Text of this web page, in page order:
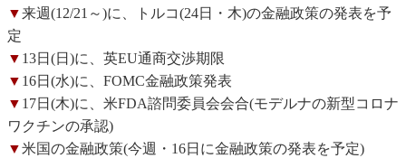
▼来週(12/21～)に、トルコ(24日・木)の金融政策の発表を予
定
▼ 13日(日)に、英EU通商交渉期限
▼ 16日(水)に、FOMC金融政策発表
▼ 17日(木)に、米FDA諮問委員会会合(モデルナの新型コロナ
ワクチンの承認)
▼米国の金融政策(今週・16日に金融政策の発表を予定)